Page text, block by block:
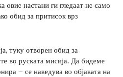
овие настани ги гледаат не само
обид за притисок врз
туку отворен обид за
во руската мисија. Да бидеме
– се наведува во објавата на